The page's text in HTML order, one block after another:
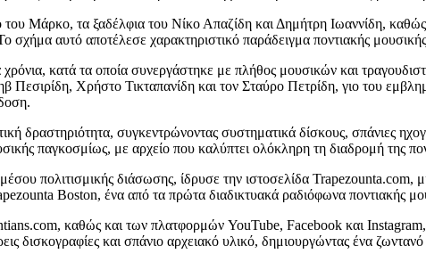
Μάρκο, τα ξαδέλφια του Νίκο Απαζίδη και Δημήτρη Ιωαννίδη,
αυτό αποτέλεσε χαρακτηριστικό παράδειγμα ποντιακής
κατά τα οποία συνεργάστηκε με πλήθος μουσικών και
Πεσιρίδη, Χρήστο Τικταπανίδη και τον Σταύρο Πετρίδη, γιο του
δραστηριότητα, συγκεντρώνοντας συστηματικά δίσκους, σπάνιες
παγκοσμίως, με αρχείο που καλύπτει ολόκληρη τη διαδρομή της
πολιτισμικής διάσωσης, ίδρυσε την ιστοσελίδα
Boston, ένα από τα πρώτα διαδικτυακά ραδιόφωνα ποντιακής
καθώς και των πλατφορμών YouTube, Facebook και Instagram,
δισκογραφίες και σπάνιο αρχειακό υλικό, δημιουργώντας ένα